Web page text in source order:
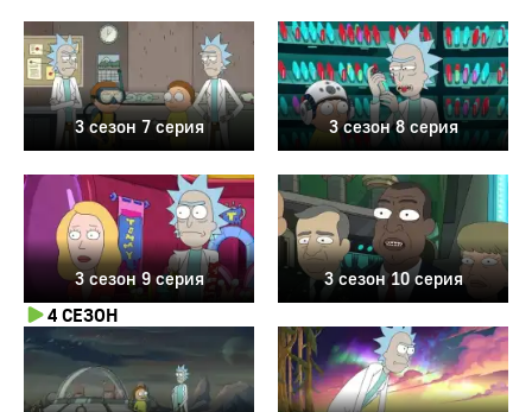
3 сезон 7 серия 3 сезон 8 серия
3 сезон 9 серия
3 сезон 10 серия
4 СЕЗОН